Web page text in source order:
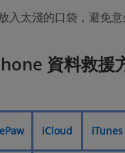
入太淺的口袋，避免
資料救援
iCloud iTunes